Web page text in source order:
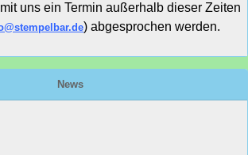
uns ein Termin außerhalb dieser Zeiten
) abgesprochen werden.
News